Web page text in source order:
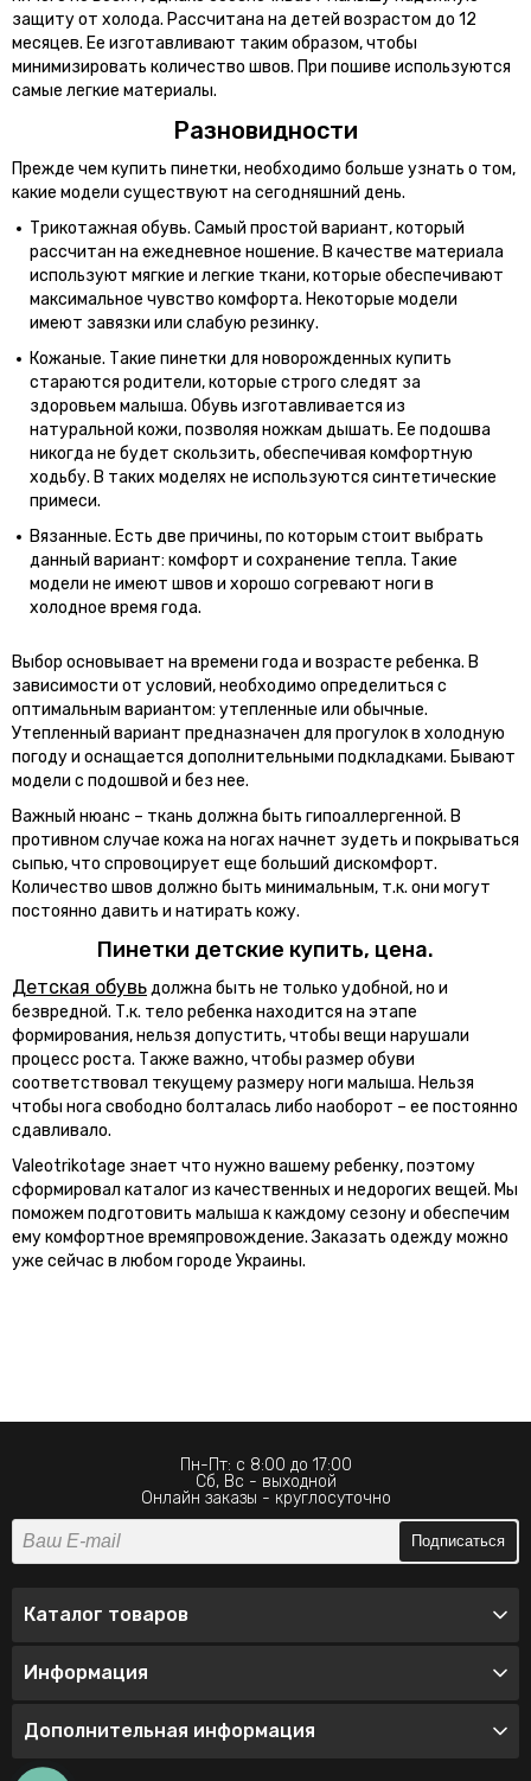
защиту от холода. Рассчитана на детей возрастом до 12
месяцев. Ее изготавливают таким образом, чтобы
минимизировать количество швов. При пошиве используются
самые легкие материалы.
Разновидности
Прежде чем купить пинетки, необходимо больше узнать о том,
какие модели существуют на сегодняшний день.
Трикотажная обувь. Самый простой вариант, который
рассчитан на ежедневное ношение. В качестве материала
используют мягкие и легкие ткани, которые обеспечивают
максимальное чувство комфорта. Некоторые модели
имеют завязки или слабую резинку.
Кожаные. Такие пинетки для новорожденных купить
стараются родители, которые строго следят за
здоровьем малыша. Обувь изготавливается из
натуральной кожи, позволяя ножкам дышать. Ее подошва
никогда не будет скользить, обеспечивая комфортную
ходьбу. В таких моделях не используются синтетические
примеси.
Вязанные. Есть две причины, по которым стоит выбрать
данный вариант: комфорт и сохранение тепла. Такие
модели не имеют швов и хорошо согревают ноги в
холодное время года.
Выбор основывает на времени года и возрасте ребенка. В
зависимости от условий, необходимо определиться с
оптимальным вариантом: утепленные или обычные.
Утепленный вариант предназначен для прогулок в холодную
погоду и оснащается дополнительными подкладками. Бывают
модели с подошвой и без нее.
Важный нюанс – ткань должна быть гипоаллергенной. В
противном случае кожа на ногах начнет зудеть и покрываться
сыпью, что спровоцирует еще больший дискомфорт.
Количество швов должно быть минимальным, т.к. они могут
постоянно давить и натирать кожу.
Пинетки детские купить, цена.
Детская обувьдолжна быть не только удобной, но и
безвредной. Т.к. тело ребенка находится на этапе
формирования, нельзя допустить, чтобы вещи нарушали
процесс роста. Также важно, чтобы размер обуви
соответствовал текущему размеру ноги малыша. Нельзя
чтобы нога свободно болталась либо наоборот – ее постоянно
сдавливало.
Valeotrikotage знает что нужно вашему ребенку, поэтому
сформировал каталог из качественных и недорогих вещей. Мы
поможем подготовить малыша к каждому сезону и обеспечим
ему комфортное времяпровождение. Заказать одежду можно
уже сейчас в любом городе Украины.
Пн-Пт: с 8:00 до 17:00
Сб, Вс - выходной
Онлайн заказы - круглосуточно
Подписаться
Каталог товаров
Информация
Дополнительная информация